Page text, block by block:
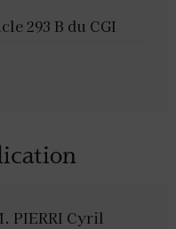
293 B du CGI
PIERRI Cyril